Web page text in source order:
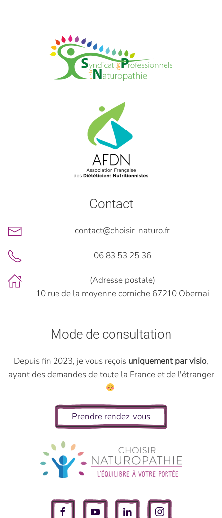
Contact
contact@choisir-naturo.fr
06 83 53 25 36
(Adresse postale)
10 rue de la moyenne corniche 67210 Obernai
Mode de consultation
Depuis fin 2023, je vous reçois uniquement par visio,
ayant des demandes de toute la France et de l'étranger
Prendre rendez-vous